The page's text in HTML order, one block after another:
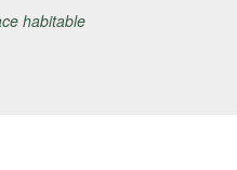
habitable